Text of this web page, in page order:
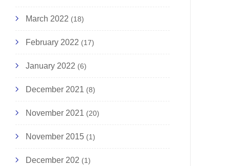
March 2022 (18)
February 2022 (17)
January 2022 (6)
December 2021 (8)
November 2021 (20)
November 2015(1)
December 202 (1)